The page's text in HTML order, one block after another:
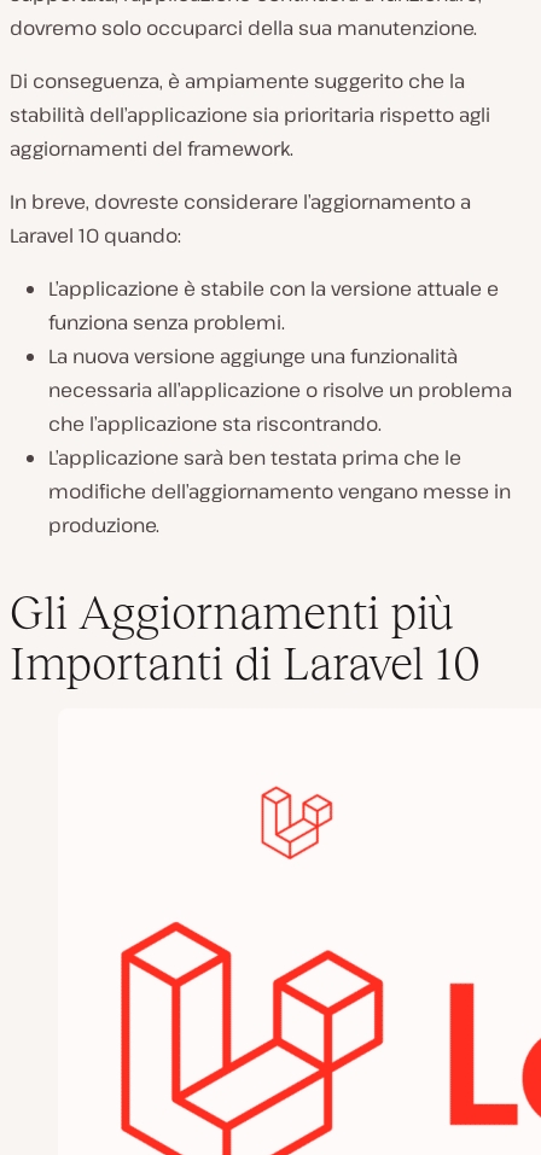
dovremo solo occuparci della sua manutenzione.
Di conseguenza, è ampiamente suggerito che la
stabilità dell’applicazione sia prioritaria rispetto agli
aggiornamenti del framework.
In breve, dovreste considerare l’aggiornamento a
Laravel 10 quando:
L’applicazione è stabile con la versione attuale e
funziona senza problemi.
La nuova versione aggiunge una funzionalità
necessaria all’applicazione o risolve un problema
che l’applicazione sta riscontrando.
L’applicazione sarà ben testata prima che le
modifiche dell’aggiornamento vengano messe in
produzione.
Gli Aggiornamenti più
Importanti di Laravel 10